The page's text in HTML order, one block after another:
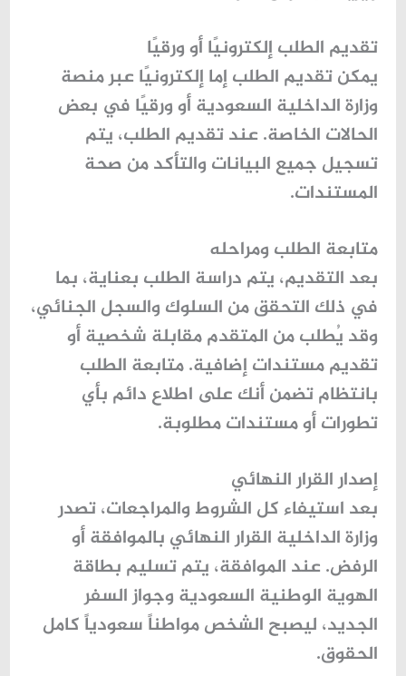
تقديم الطلب إلكترونيًا أو ورقيًا
يمكن تقديم الطلبإما إلكترونيًا عبر منصة
وزارة الداخلية السعودية أو ورقيًا في بعض
الحالات الخاصة. عند تقديم الطلب، يتم
تسجيل جميع البيانات والتأكد من صحة
المستندات.
متابعة الطلب ومراحله
بعد التقديم، يتم دراسة الطلب بعناية، بما
في ذلك التحقق من السلوك والسجل الجنائي،
وقد يُطلب من المتقدم مقابلة شخصية أو
تقديم مستندات إضافية. متابعة الطلب
بانتظام تضمن أنك على اطلاع دائم بأي
تطورات أو مستندات مطلوبة.
إصدار القرار النهائي
بعد استيفاء كل الشروط والمراجعات، تصدر
وزارة الداخلية القرار النهائي بالموافقة أو
الرفض. عند الموافقة، يتم تسليم بطاقة
الهوية الوطنية السعودية وجواز السفر
الجديد، ليصبح الشخص مواطناً سعودياً كامل
الحقوق.